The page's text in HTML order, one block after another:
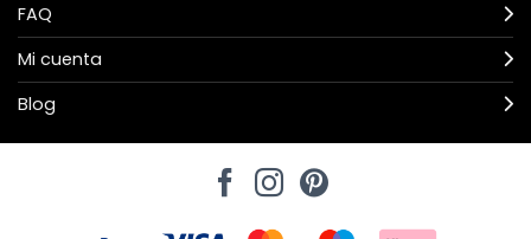
FAQ
Mi cuenta
Blog